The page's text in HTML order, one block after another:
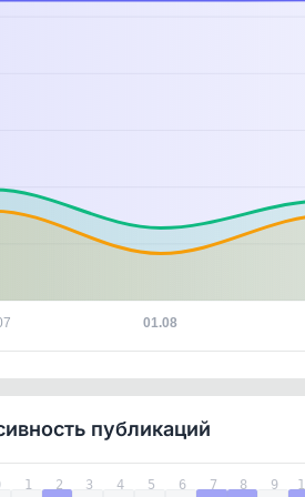
01.08
публикаций
1 2 3 4 5 6 7 8 9